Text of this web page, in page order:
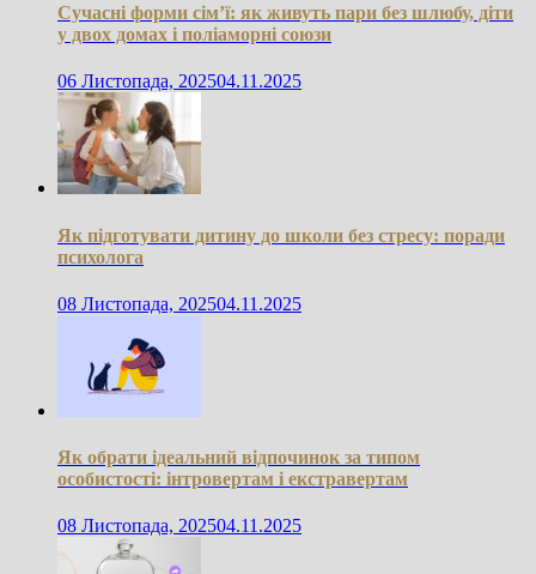
Сучасні форми сім’ї: як живуть пари без шлюбу, діти
у двох домах і поліаморні союзи
06 Листопада, 202504.11.2025
Як підготувати дитину до школи без стресу: поради
психолога
08 Листопада, 202504.11.2025
Як обрати ідеальний відпочинок за типом
особистості: інтровертам і екстравертам
08 Листопада, 202504.11.2025